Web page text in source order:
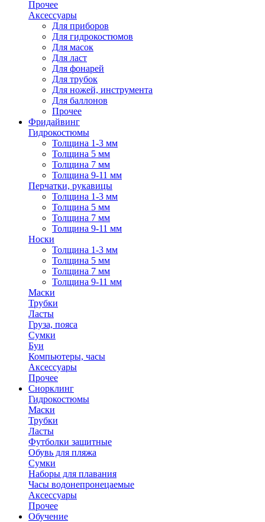
Прочее
Аксессуары
Для приборов
Для гидрокостюмов
Для масок
Для ласт
Для фонарей
Для трубок
Для ножей, инструмента
Для баллонов
Прочее
Фридайвинг
Гидрокостюмы
Толщина 1-3 мм
Толщина 5 мм
Толщина 7 мм
Толщина 9-11 мм
Перчатки, рукавицы
Толщина 1-3 мм
Толщина 5 мм
Толщина 7 мм
Толщина 9-11 мм
Носки
Толщина 1-3 мм
Толщина 5 мм
Толщина 7 мм
Толщина 9-11 мм
Маски
Трубки
Ласты
Груза, пояса
Сумки
Буи
Компьютеры, часы
Аксессуары
Прочее
Снорклинг
Гидрокостюмы
Маски
Трубки
Ласты
Футболки защитные
Обувь для пляжа
Сумки
Наборы для плавания
Часы водонепронецаемые
Аксессуары
Прочее
Обучение